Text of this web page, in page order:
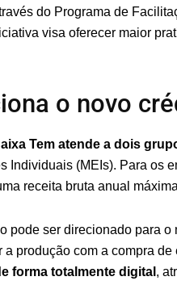
do Programa de
visa oferecer maior
o novo
Tem atende a dois
Individuais (MEIs). Para os
receita bruta anual
pode ser direcionado para
a produção com a compra
forma totalmente digital ,